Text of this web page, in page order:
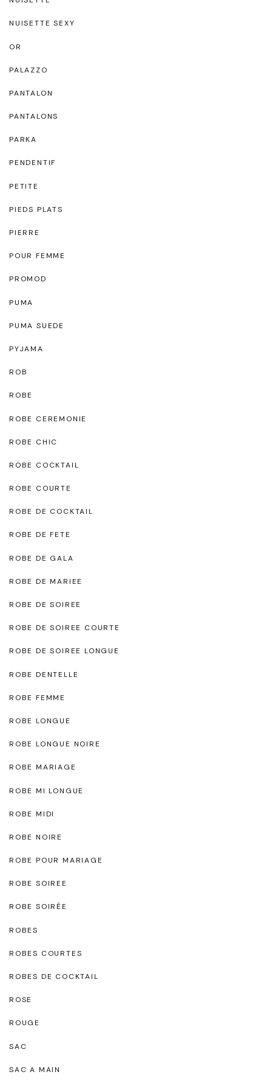
NUISETTE SEXY
OR
PALAZZO
PANTALON
PANTALONS
PARKA
PENDENTIF
PETITE
PIEDS PLATS
PIERRE
POUR FEMME
PROMOD
PUMA
PUMA SUEDE
PYJAMA
ROB
ROBE
ROBE CEREMONIE
ROBE CHIC
ROBE COCKTAIL
ROBE COURTE
ROBE DE COCKTAIL
ROBE DE FETE
ROBE DE GALA
ROBE DE MARIEE
ROBE DE SOIREE
ROBE DE SOIREE COURTE
ROBE DE SOIREE LONGUE
ROBE DENTELLE
ROBE FEMME
ROBE LONGUE
ROBE LONGUE NOIRE
ROBE MARIAGE
ROBE MI LONGUE
ROBE MIDI
ROBE NOIRE
ROBE POUR MARIAGE
ROBE SOIREE
ROBE SOIRÉE
ROBES
ROBES COURTES
ROBES DE COCKTAIL
ROSE
ROUGE
SAC
SAC A MAIN